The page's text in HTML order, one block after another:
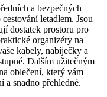
a bezpečných
letadlem. Jsou
dostatek prostoru pro
organizéry na
kabely, nabíječky a
Dalším užitečným
oblečení, který vám
a snadno přehledné.